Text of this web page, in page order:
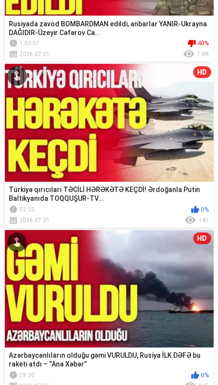
Rusiyada zavod BOMBARDMAN edildi, anbarlar YANIR-Ukrayna
DAĞIDIR-Üzeyir Cəfərov Ca...
1:03:57
40%
2026.07.31
1.0K
HD
Türkiyə qırıcıları TƏCİLİ HƏRƏKƏTƏ KEÇDİ! Ərdoğanla Putin
Baltikyanıda TOQQUŞUR-TV...
52:55
0%
2026.07.31
141
HD
Azərbaycanlıların olduğu gəmi VURULDU, Rusiya İLK DƏFƏ bu
raketi atdı – “Ana Xəbər”
29:20
0%